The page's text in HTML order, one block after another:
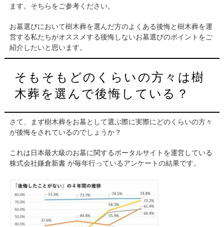
ます。そちらをご参考ください。
お墓選びにおいて樹木葬を選んだ方のよくある後悔と樹木葬を運
営する私たちがオススメする後悔しないお墓選びのポイントをご
紹介したいと思います。
そもそもどのくらいの方々は樹
木葬を選んで後悔している？
さて、まず樹木葬をお墓として選ぶ際に実際にどのくらいの方々
が後悔をされているのでしょうか？
これは日本最大級のお墓に関するポータルサイトを運営している
株式会社鎌倉新書 が毎年行っているアンケートの結果です。